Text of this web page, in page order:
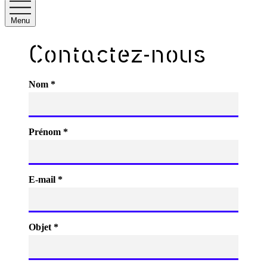
Menu
Contactez-nous
Nom *
Prénom *
E-mail *
Objet *